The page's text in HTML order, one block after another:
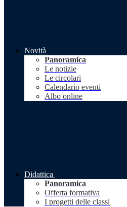
Novità
Panoramica
Le notizie
Le circolari
Calendario eventi
Albo online
Didattica
Panoramica
Offerta formativa
I progetti delle classi